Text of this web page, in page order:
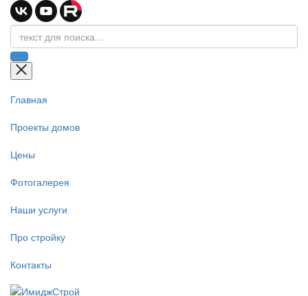
Главная
Проекты домов
Цены
Фотогалерея
Наши услуги
Про стройку
Контакты